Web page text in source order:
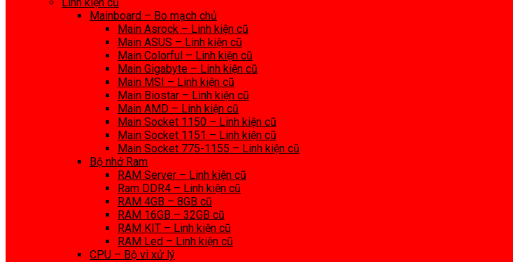
Mainboard – Bo mạch chủ
Main Asrock – Linh kiện cũ
Main ASUS – Linh kiện cũ
Main Colorful – Linh kiện cũ
Main Gigabyte – Linh kiện cũ
Main MSI – Linh kiện cũ
Main Biostar – Linh kiện cũ
Main AMD – Linh kiện cũ
Main Socket 1150 – Linh kiện cũ
Main Socket 1151 – Linh kiện cũ
Main Socket 775-1155 – Linh kiện cũ
Bộ nhớ Ram
RAM Server – Linh kiện cũ
Ram DDR4 – Linh kiện cũ
RAM 4GB – 8GB cũ
RAM 16GB – 32GB cũ
RAM KIT – Linh kiện cũ
RAM Led – Linh kiện cũ
CPU – Bộ vi xử lý